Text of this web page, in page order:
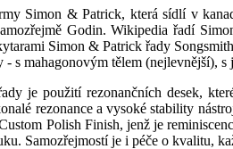
Simon & Patrick, která sídlí v
Godin. Wikipedia řadí
Simon & Patrick řady
- s mahagonovým tělem (nejlevnější),
je použití rezonančních desek,
rezonance a vysoké stability
Polish Finish, jenž je
Samozřejmostí je i péče o kvalitu,